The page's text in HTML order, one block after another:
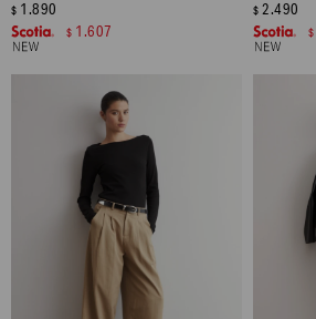
$ 1.890
$ 1.607
$ 2.490
$